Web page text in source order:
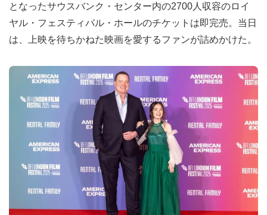
となったサウスバンク・センター内の2700人収容のロイ
ヤル・フェスティバル・ホールのチケットは即完売。当日
は、上映を待ちかねた映画を愛するファンが詰めかけた。